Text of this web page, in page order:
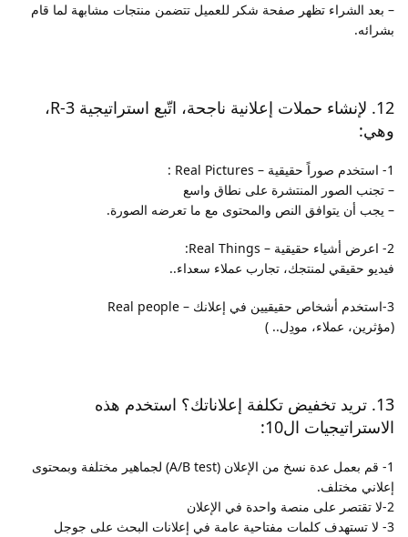
– بعد الشراء تظهر صفحة شكر للعميل تتضمن منتجات مشابهة لما قام
بشرائه.
12. لإنشاء حملات إعلانية ناجحة، اتّبع استراتيجية 3-R،
وهي:
1- استخدم صوراً حقيقية – Real Pictures :
– تجنب الصور المنتشرة على نطاق واسع
– يجب أن يتوافق النص والمحتوى مع ما تعرضه الصورة.
2- اعرض أشياء حقيقية – Real Things:
فيديو حقيقي لمنتجك، تجارب عملاء سعداء..
3-استخدم أشخاص حقيقيين في إعلانك – Real people
(مؤثرين، عملاء، مودِل.. )
13. تريد تخفيض تكلفة إعلاناتك؟ استخدم هذه
الاستراتيجيات ال10:
1- قم بعمل عدة نسخ من الإعلان (A/B test) لجماهير مختلفة وبمحتوى
إعلاني مختلف.
2-لا تقتصر على منصة واحدة في الإعلان
3- لا تستهدف كلمات مفتاحية عامة في إعلانات البحث على جوجل